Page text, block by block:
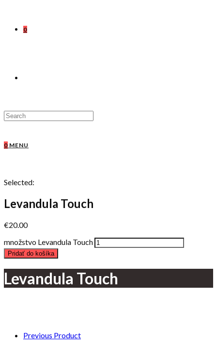
0
0 MENU
Selected:
Levandula Touch
€20.00
množstvo Levandula Touch
Pridať do košíka
Levandula Touch
Previous Product